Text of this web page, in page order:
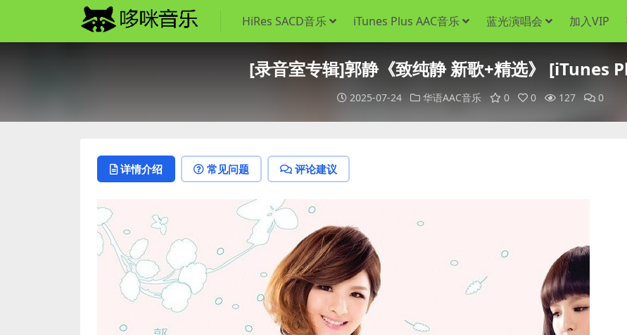
HiRes SACD音乐 iTunes Plus AAC音乐 蓝光演唱会 加入VIP
[录音室专辑]郭静《致纯静 新歌+精选》 [iTunes
2025-07-24 华语AAC音乐 0 0 127 0
详情介绍 常见问题 评论建议